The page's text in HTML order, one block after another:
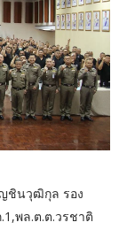
ญชินวุฒิกุล รอง
พล.ต.ต.วรชาติ